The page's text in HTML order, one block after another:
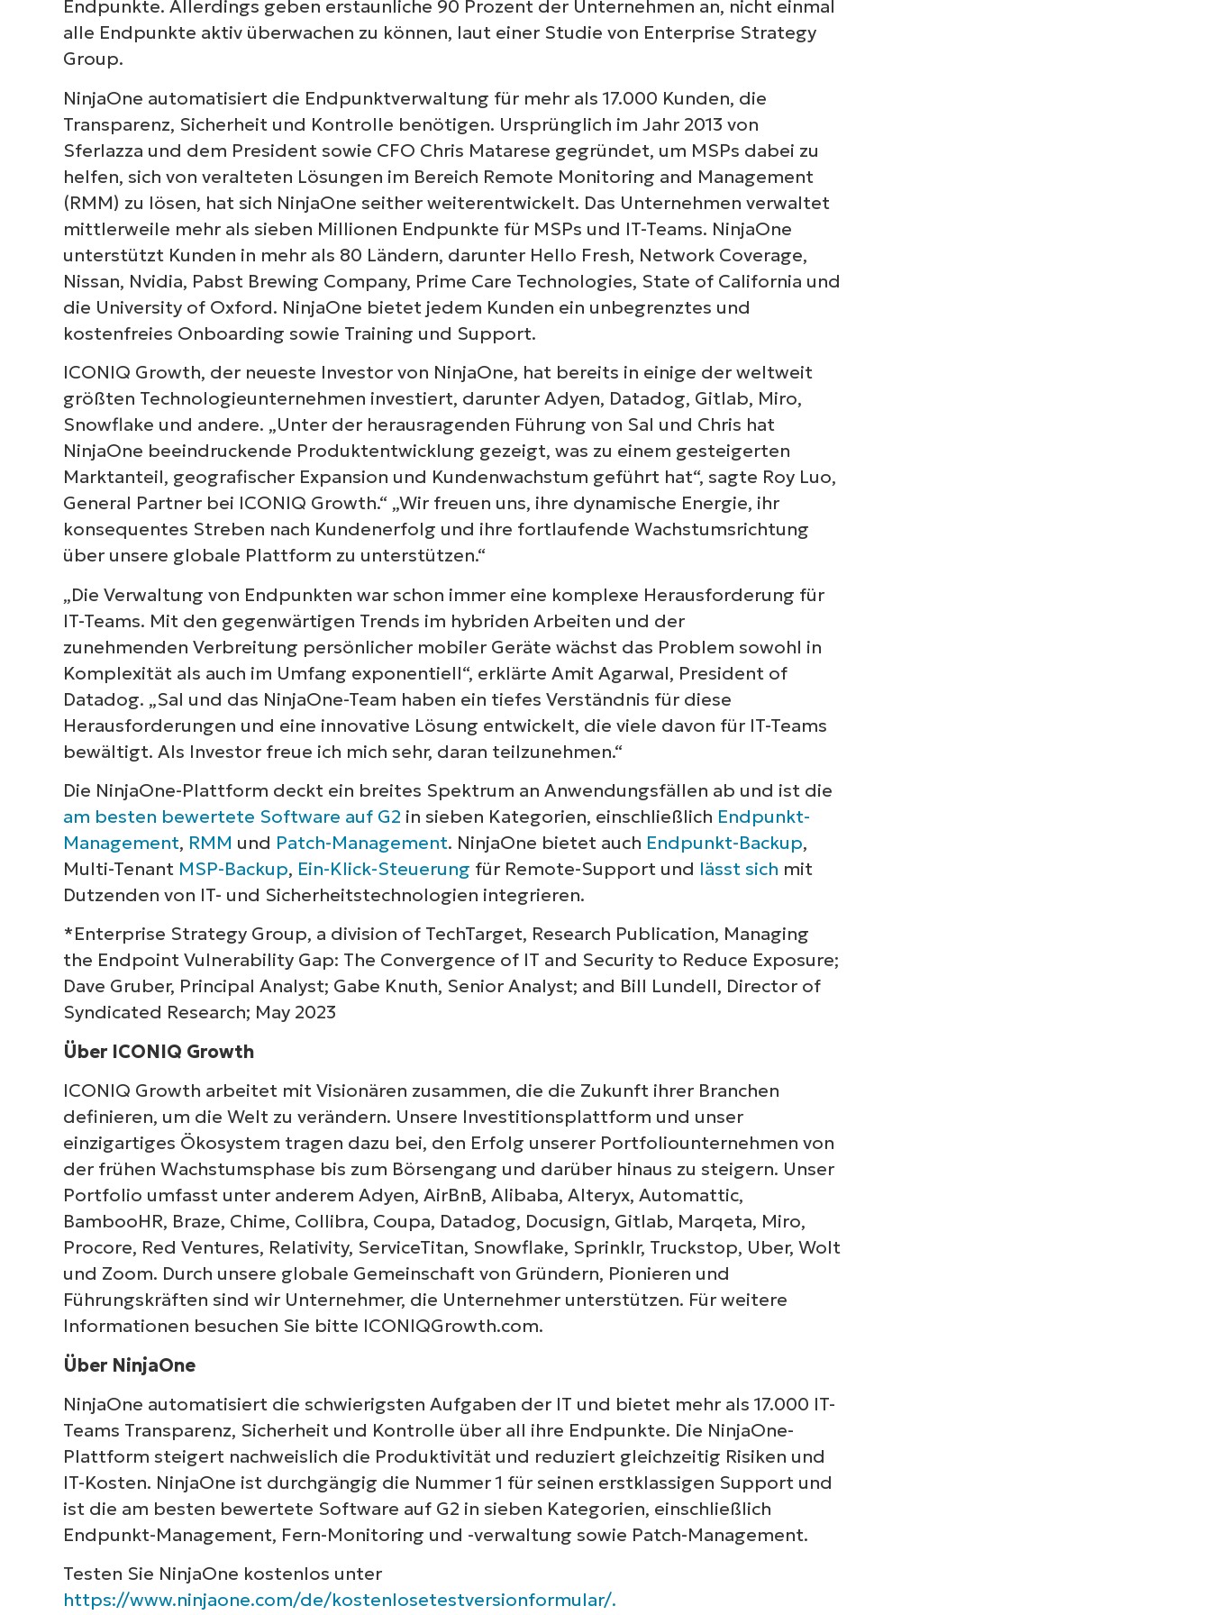
Endpunkte. Allerdings geben erstaunliche 90 Prozent der Unternehmen an, nicht einmal
alle Endpunkte aktiv überwachen zu können, laut einer Studie von Enterprise Strategy
Group.
NinjaOne automatisiert die Endpunktverwaltung für mehr als 17.000 Kunden, die
Transparenz, Sicherheit und Kontrolle benötigen. Ursprünglich im Jahr 2013 von
Sferlazza und dem President sowie CFO Chris Matarese gegründet, um MSPs dabei zu
helfen, sich von veralteten Lösungen im Bereich Remote Monitoring and Management
(RMM) zu lösen, hat sich NinjaOne seither weiterentwickelt. Das Unternehmen verwaltet
mittlerweile mehr als sieben Millionen Endpunkte für MSPs und IT-Teams. NinjaOne
unterstützt Kunden in mehr als 80 Ländern, darunter Hello Fresh, Network Coverage,
Nissan, Nvidia, Pabst Brewing Company, Prime Care Technologies, State of California und
die University of Oxford. NinjaOne bietet jedem Kunden ein unbegrenztes und
kostenfreies Onboarding sowie Training und Support.
ICONIQ Growth, der neueste Investor von NinjaOne, hat bereits in einige der weltweit
größten Technologieunternehmen investiert, darunter Adyen, Datadog, Gitlab, Miro,
Snowflake und andere. „Unter der herausragenden Führung von Sal und Chris hat
NinjaOne beeindruckende Produktentwicklung gezeigt, was zu einem gesteigerten
Marktanteil, geografischer Expansion und Kundenwachstum geführt hat“, sagte Roy Luo,
General Partner bei ICONIQ Growth.“ „Wir freuen uns, ihre dynamische Energie, ihr
konsequentes Streben nach Kundenerfolg und ihre fortlaufende Wachstumsrichtung
über unsere globale Plattform zu unterstützen.“
„Die Verwaltung von Endpunkten war schon immer eine komplexe Herausforderung für
IT-Teams. Mit den gegenwärtigen Trends im hybriden Arbeiten und der
zunehmenden Verbreitung persönlicher mobiler Geräte wächst das Problem sowohl in
Komplexität als auch im Umfang exponentiell“, erklärte Amit Agarwal, President of
Datadog. „Sal und das NinjaOne-Team haben ein tiefes Verständnis für diese
Herausforderungen und eine innovative Lösung entwickelt, die viele davon für IT-Teams
bewältigt. Als Investor freue ich mich sehr, daran teilzunehmen.“
Die NinjaOne-Plattform deckt ein breites Spektrum an Anwendungsfällen ab und ist die
am besten bewertete Software auf G2 in sieben Kategorien, einschließlich Endpunkt-
Management, RMM und Patch-Management. NinjaOne bietet auch Endpunkt-Backup,
Multi-Tenant MSP-Backup, Ein-Klick-Steuerung für Remote-Support und lässt sich mit
Dutzenden von IT- und Sicherheitstechnologien integrieren.
*Enterprise Strategy Group, a division of TechTarget, Research Publication, Managing
the Endpoint Vulnerability Gap: The Convergence of IT and Security to Reduce Exposure;
Dave Gruber, Principal Analyst; Gabe Knuth, Senior Analyst; and Bill Lundell, Director of
Syndicated Research; May 2023
Über ICONIQ Growth
ICONIQ Growth arbeitet mit Visionären zusammen, die die Zukunft ihrer Branchen
definieren, um die Welt zu verändern. Unsere Investitionsplattform und unser
einzigartiges Ökosystem tragen dazu bei, den Erfolg unserer Portfoliounternehmen von
der frühen Wachstumsphase bis zum Börsengang und darüber hinaus zu steigern. Unser
Portfolio umfasst unter anderem Adyen, AirBnB, Alibaba, Alteryx, Automattic,
BambooHR, Braze, Chime, Collibra, Coupa, Datadog, Docusign, Gitlab, Marqeta, Miro,
Procore, Red Ventures, Relativity, ServiceTitan, Snowflake, Sprinklr, Truckstop, Uber, Wolt
und Zoom. Durch unsere globale Gemeinschaft von Gründern, Pionieren und
Führungskräften sind wir Unternehmer, die Unternehmer unterstützen. Für weitere
Informationen besuchen Sie bitte ICONIQGrowth.com.
Über NinjaOne
NinjaOne automatisiert die schwierigsten Aufgaben der IT und bietet mehr als 17.000 IT-
Teams Transparenz, Sicherheit und Kontrolle über all ihre Endpunkte. Die NinjaOne-
Plattform steigert nachweislich die Produktivität und reduziert gleichzeitig Risiken und
IT-Kosten. NinjaOne ist durchgängig die Nummer 1 für seinen erstklassigen Support und
ist die am besten bewertete Software auf G2 in sieben Kategorien, einschließlich
Endpunkt-Management, Fern-Monitoring und -verwaltung sowie Patch-Management.
Testen Sie NinjaOne kostenlos unter
https://www.ninjaone.com/de/kostenlosetestversionformular/.